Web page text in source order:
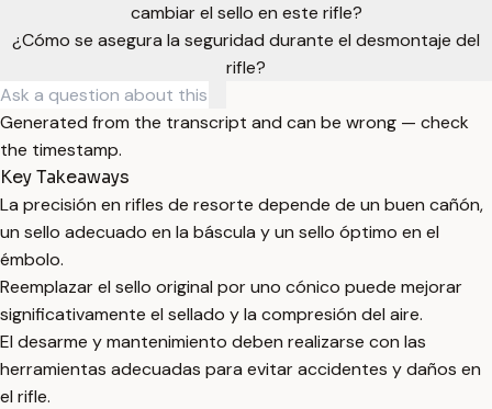
cambiar el sello en este rifle?
¿Cómo se asegura la seguridad durante el desmontaje del
rifle?
Generated from the transcript and can be wrong — check
the timestamp.
Key Takeaways
La precisión en rifles de resorte depende de un buen cañón,
un sello adecuado en la báscula y un sello óptimo en el
émbolo.
Reemplazar el sello original por uno cónico puede mejorar
significativamente el sellado y la compresión del aire.
El desarme y mantenimiento deben realizarse con las
herramientas adecuadas para evitar accidentes y daños en
el rifle.